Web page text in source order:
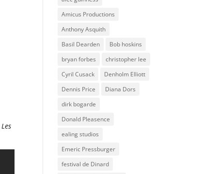
Amicus Productions
Anthony Asquith
Basil Dearden
Bob hoskins
bryan forbes
christopher lee
Cyril Cusack
Denholm Elliott
Dennis Price
Diana Dors
dirk bogarde
Donald Pleasence
ealing studios
Emeric Pressburger
festival de Dinard